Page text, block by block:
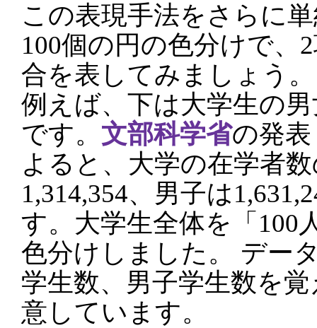
この表現手法をさらに
100個の円の色分けで、
合を表してみましょう。
例えば、下は大学生の
です。 文部科学省の発
よると、大学の在学者
1,314,354、男子は
す。大学生全体を「100
色分けしました。 デー
学生数、男子学生数を
意しています。